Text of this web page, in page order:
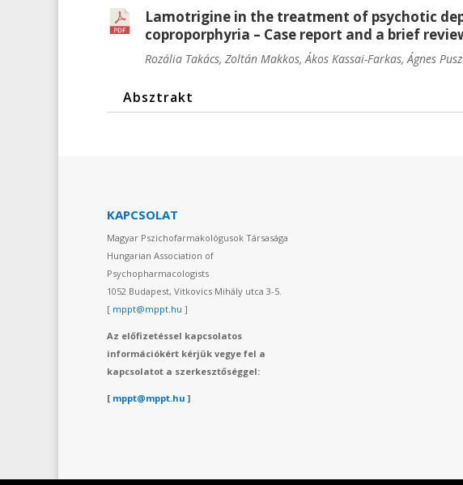
Lamotrigine in the treatment of psychotic
coproporphyria – Case report and a brief
Rozália Takács, Zoltán Makkos, Ákos Kassai-Farkas, Ágnes
Absztrakt
KAPCSOLAT
Magyar Pszichofarmakológusok Társasága
Hungarian Association of
Psychopharmacologists
1052 Budapest, Vitkovics Mihály utca 3-5.
[ mppt@mppt.hu ]
Az előfizetéssel kapcsolatos
információkért kérjük vegye fel a
kapcsolatot a szerkesztőséggel:
[ mppt@mppt.hu ]